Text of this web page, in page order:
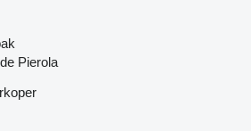
Pierola